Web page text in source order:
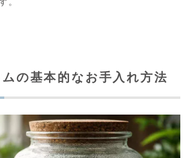
。
の基本的なお手入れ方法